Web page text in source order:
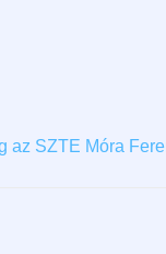
az SZTE Móra